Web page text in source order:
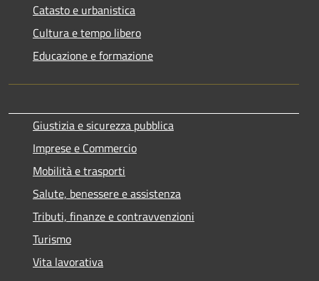
Catasto e urbanistica
Cultura e tempo libero
Educazione e formazione
Giustizia e sicurezza pubblica
Imprese e Commercio
Mobilità e trasporti
Salute, benessere e assistenza
Tributi, finanze e contravvenzioni
Turismo
Vita lavorativa